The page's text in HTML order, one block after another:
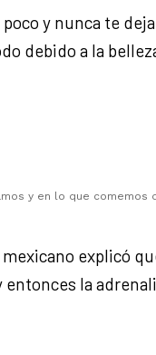
y nunca te
debido a la
y en lo que comemos
explicó
la